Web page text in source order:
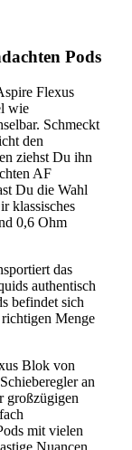
Pods
Flexus
wie
Schmeckt
den
ziehst Du ihn
AF
Du die Wahl
klassisches
0,6 Ohm
das
authentisch
befindet sich
Menge
Blok von
an
großzügigen
mit vielen
Nuancen